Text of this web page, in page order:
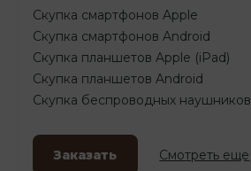
Скупка смартфонов Apple
Скупка смартфонов Android
Скупка планшетов Apple (iPad)
Скупка планшетов Android
Скупка беспроводных наушников
Заказать Смотреть еще